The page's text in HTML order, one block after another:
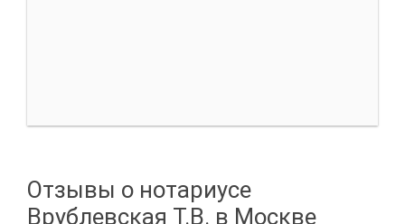
Отзывы о нотариусе
Врублевская Т.В. в Москве